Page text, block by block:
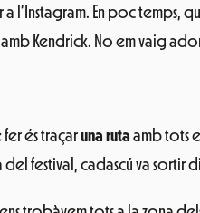
l’Instagram. En poc temps,
Kendrick. No em vaig
és traçaruna ruta amb tots
festival, cadascú va sortir